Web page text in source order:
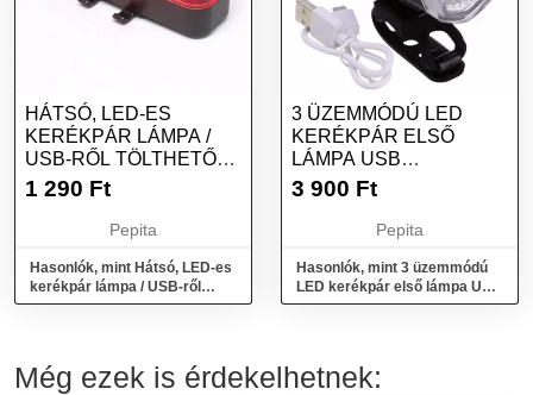
HÁTSÓ, LED-ES
KERÉKPÁR LÁMPA /
USB-RŐL TÖLTHETŐ
(QX-W05)
1 290 Ft
Pepita
Hasonlók, mint Hátsó, LED-es
kerékpár lámpa / USB-ről
tölthető (QX-W05)
3 ÜZEMMÓDÚ LED
KERÉKPÁR ELSŐ
LÁMPA USB
ÚJRATÖLTHETŐ
3 900 Ft
Pepita
Hasonlók, mint 3 üzemmódú
LED kerékpár első lámpa USB
újratölthető
Még ezek is érdekelhetnek: